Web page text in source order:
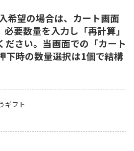
希望の場合は、カート画面
要数量を入力し「再計算」
ださい。当画面での「カート
下時の数量選択は1個で結構
ギフト